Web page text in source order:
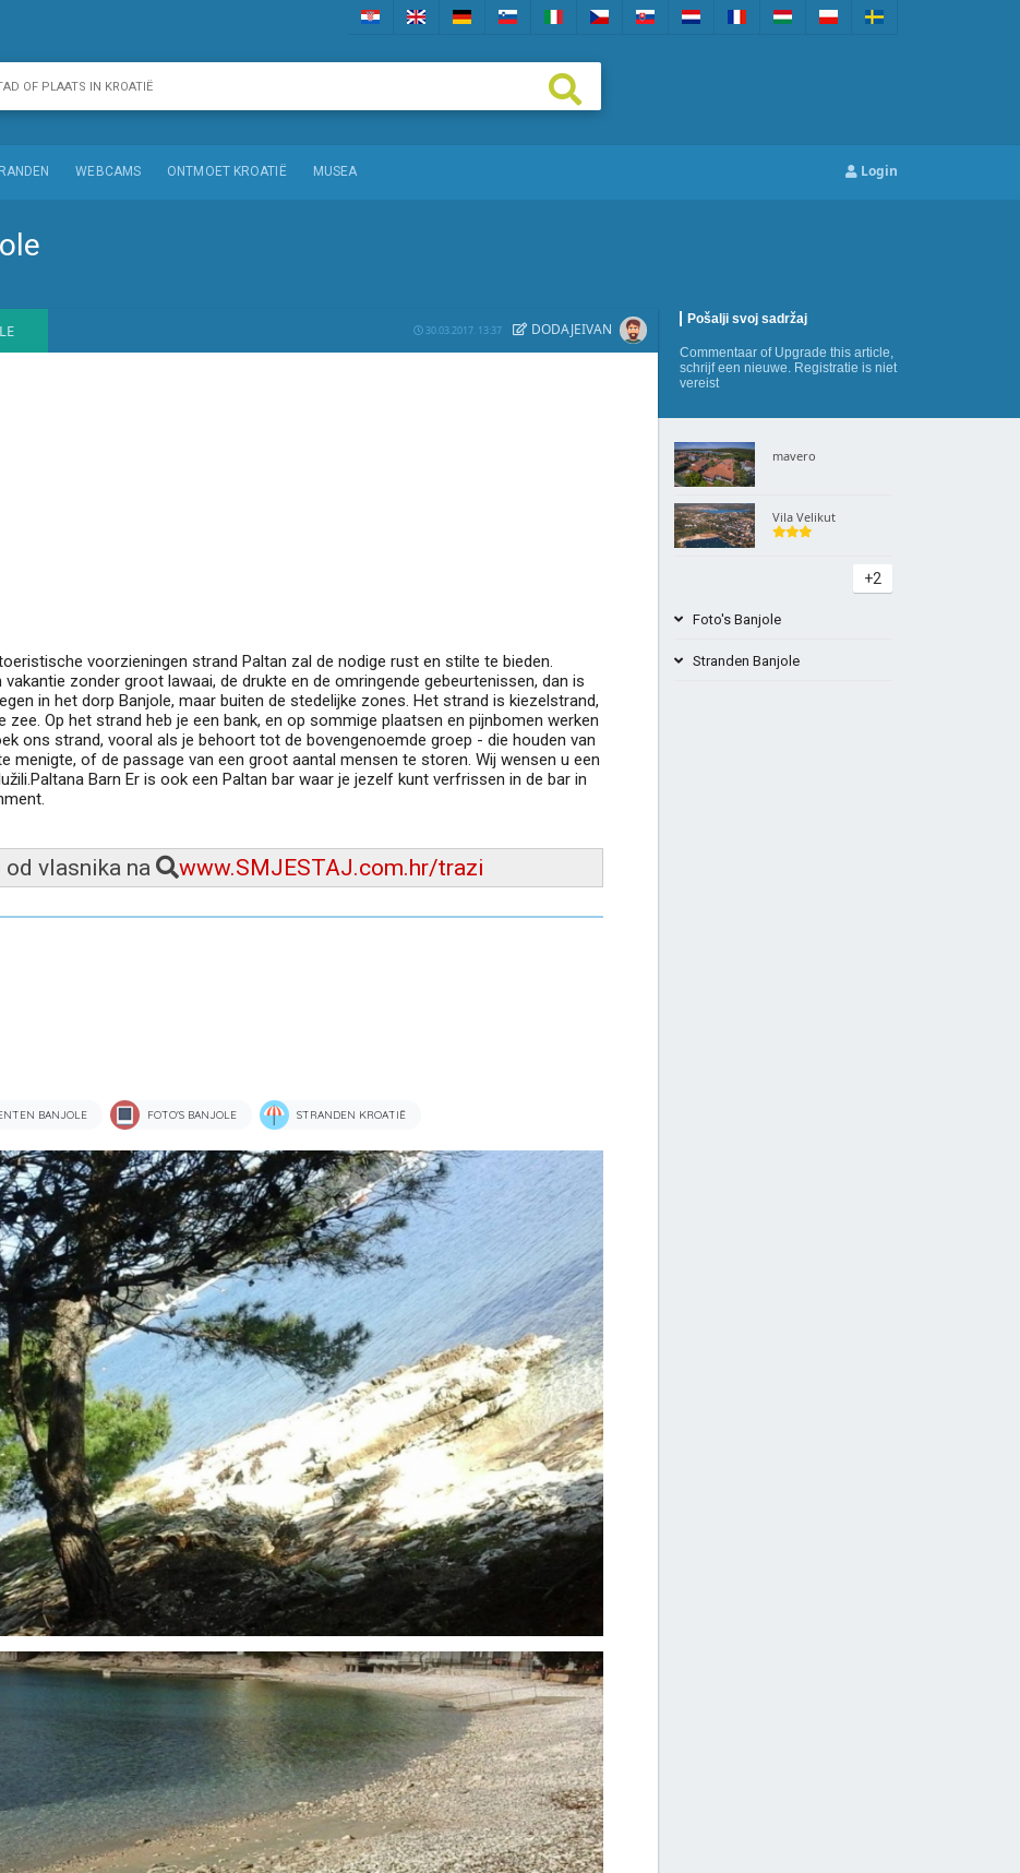
WEBCAMS ONTMOET KROATIË MUSEA Login
Pošalji svoj sadržaj
Commentaar of Upgrade this article,
schrijf een nieuwe. Registratie is niet
vereist
30.03.2017. 13:37 DODAJEIVAN
voorzieningen strand Paltan zal de nodige rust en stilte te bieden.
zonder groot lawaai, de drukte en de omringende gebeurtenissen, dan is
in het dorp Banjole, maar buiten de stedelijke zones. Het strand is kiezelstrand,
Op het strand heb je een bank, en op sommige plaatsen en pijnbomen werken
ons strand, vooral als je behoort tot de bovengenoemde groep - die houden van
menigte, of de passage van een groot aantal mensen te storen. Wij wensen u een
Barn Er is ook een Paltan bar waar je jezelf kunt verfrissen in de bar in
vlasnika na www.SMJESTAJ.com.hr/trazi
BANJOLE FOTO'S BANJOLE STRANDEN KROATIË
mavero
Vila Velikut
+2
Foto's Banjole
Stranden Banjole